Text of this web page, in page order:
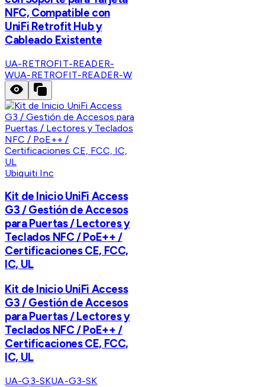
NFC, Compatible con
UniFi Retrofit Hub y
Cableado Existente
UA-RETROFIT-READER-
WUA-RETROFIT-READER-W
Ubiquiti Inc
Kit de Inicio UniFi Access
G3 / Gestión de Accesos
para Puertas / Lectores y
Teclados NFC / PoE++ /
Certificaciones CE, FCC,
IC, UL
Kit de Inicio UniFi Access
G3 / Gestión de Accesos
para Puertas / Lectores y
Teclados NFC / PoE++ /
Certificaciones CE, FCC,
IC, UL
UA-G3-SKUA-G3-SK